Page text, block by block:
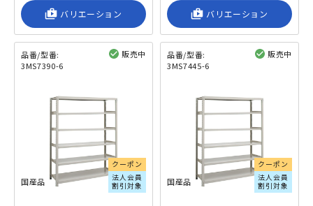
shop_2 バリエーション shop_2 バリエーション
品番/型番:
3MS7390-6
販売中
クーポン
法人会員
割引対象
国産品
品番/型番:
3MS7445-6
販売中
クーポン
法人会員
割引対象
国産品